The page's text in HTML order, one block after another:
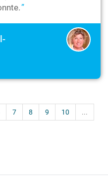
7 8 9 10 ...